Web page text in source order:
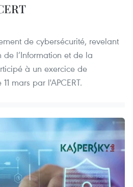
de cybersécurité, revelant
l’Information et de la
à un exercice de
mars par l'APCERT.